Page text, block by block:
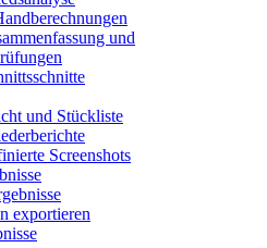
und
und Stückliste
Screenshots
exportieren